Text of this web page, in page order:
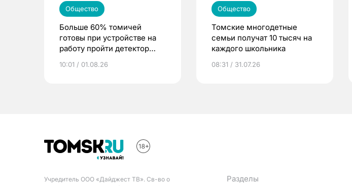
Общество
Больше 60% томичей
готовы при устройстве на
работу пройти детектор
10:01 / 01.08.26
Общество
Томские многодетные
семьи получат 10 тысяч на
каждого школьника
08:31 / 31.07.26
Учредитель ООО «Дайджест ТВ». Св-во о
Разделы